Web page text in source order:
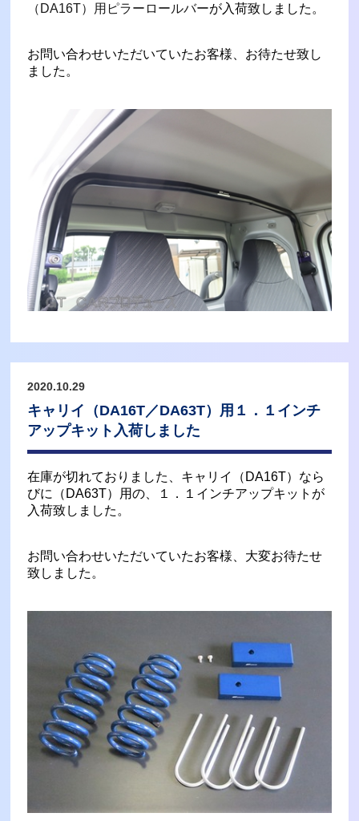
（DA16T）用ピラーロールバーが入荷致しました。
お問い合わせいただいていたお客様、お待たせ致し
ました。
2020.10.29
キャリイ（DA16T／DA63T）用１．１インチ
アップキット入荷しました
在庫が切れておりました、キャリイ（DA16T）なら
びに（DA63T）用の、１．１インチアップキットが
入荷致しました。
お問い合わせいただいていたお客様、大変お待たせ
致しました。